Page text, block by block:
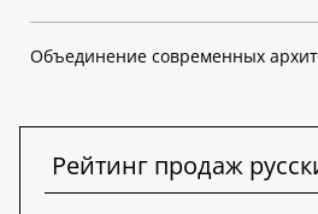
Объединение современных
Рейтинг продаж